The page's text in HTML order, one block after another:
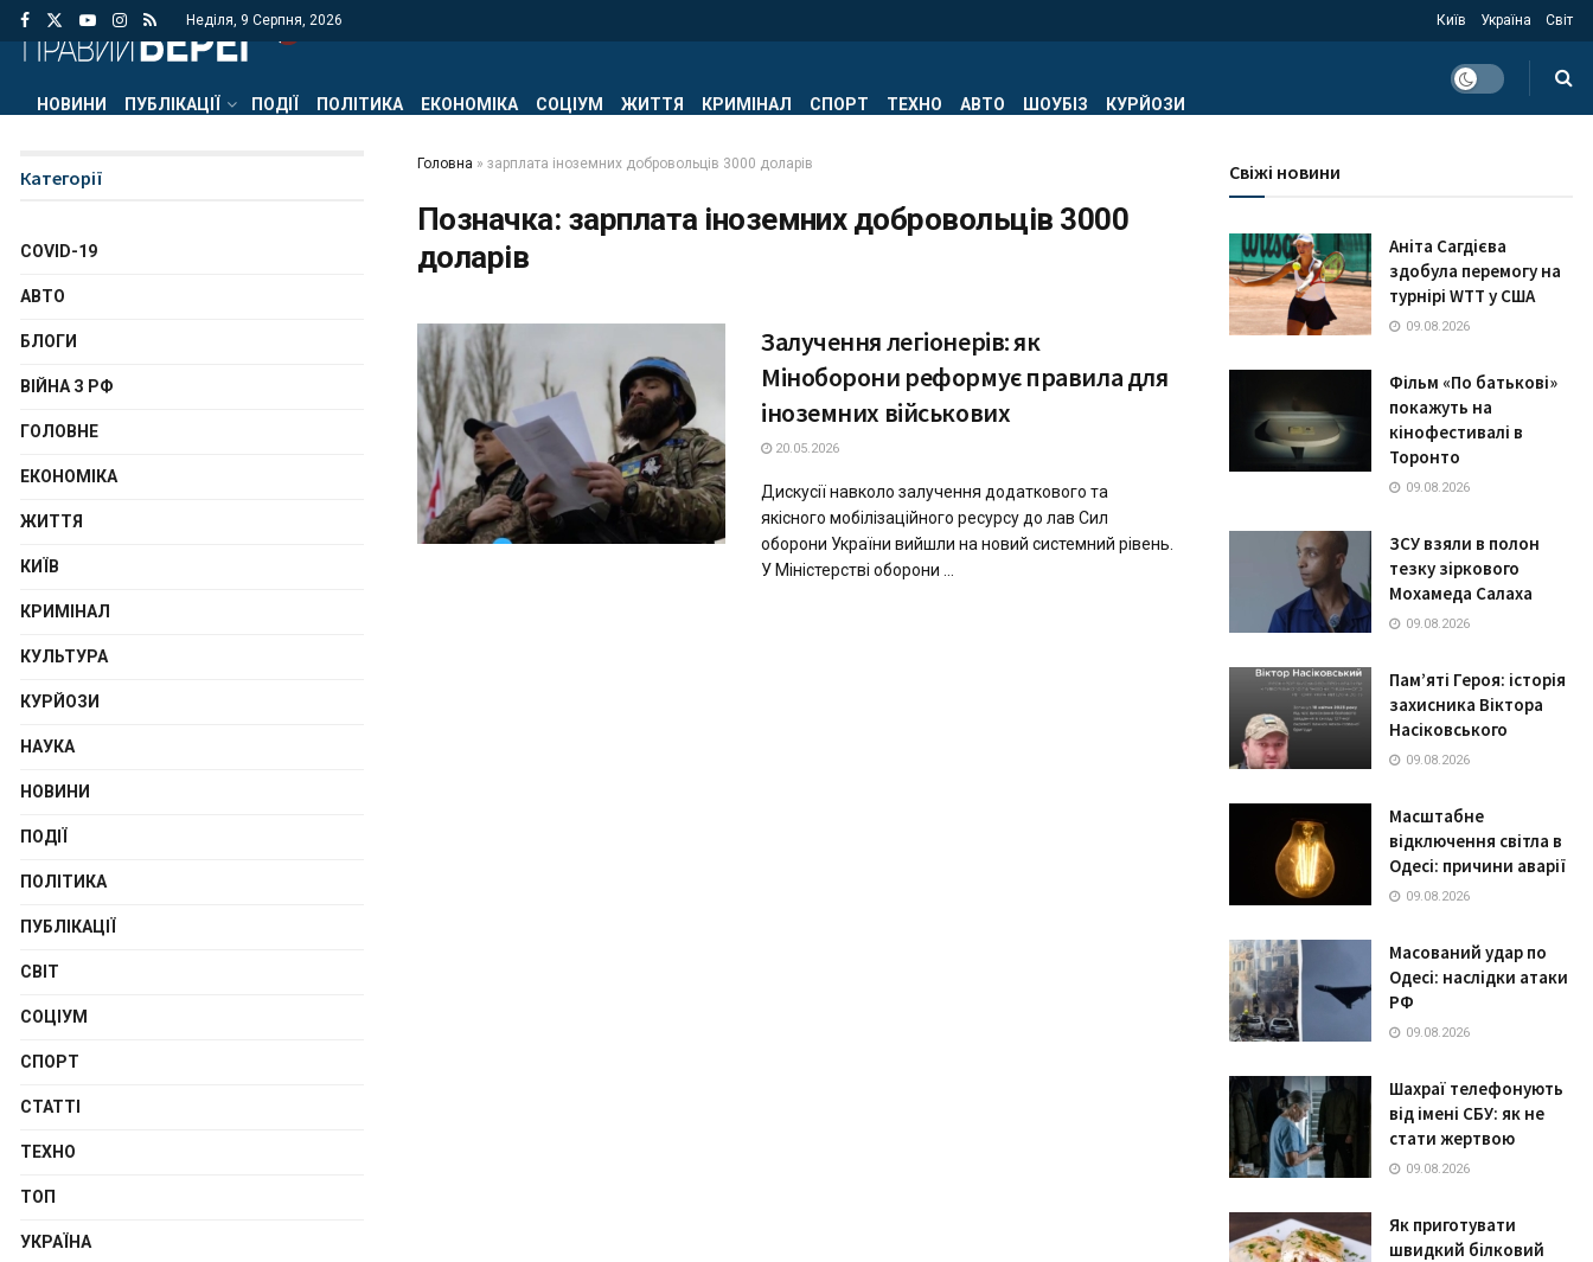
Неділя, 9 Серпня, 2026 Київ Україна Світ
НОВИНИ ПУБЛІКАЦІЇ ПОДІЇ ПОЛІТИКА ЕКОНОМІКА СОЦІУМ ЖИТТЯ КРИМІНАЛ СПОРТ ТЕХНО АВТО ШОУБІЗ КУРЙОЗИ
Головна » зарплата іноземних добровольців 3000 доларів
Позначка: зарплата іноземних добровольців 3000
доларів
Залучення легіонерів: як
Міноборони реформує правила для
іноземних військових
20.05.2026
Дискусії навколо залучення додаткового та
якісного мобілізаційного ресурсу до лав Сил
оборони України вийшли на новий системний рівень.
У Міністерстві оборони ...
Категорії
COVID-19
АВТО
БЛОГИ
ВІЙНА З РФ
ГОЛОВНЕ
ЕКОНОМІКА
ЖИТТЯ
КИЇВ
КРИМІНАЛ
КУЛЬТУРА
КУРЙОЗИ
НАУКА
НОВИНИ
ПОДІЇ
ПОЛІТИКА
ПУБЛІКАЦІЇ
СВІТ
СОЦІУМ
СПОРТ
СТАТТІ
ТЕХНО
ТОП
УКРАЇНА
Свіжі новини
Аніта Сагдієва
здобула перемогу на
турнірі WTT у США
09.08.2026
Фільм «По батькові»
покажуть на
кінофестивалі в
Торонто
09.08.2026
ЗСУ взяли в полон
тезку зіркового
Мохамеда Салаха
09.08.2026
Пам’яті Героя: історія
захисника Віктора
Насіковського
09.08.2026
Масштабне
відключення світла в
Одесі: причини аварії
09.08.2026
Масований удар по
Одесі: наслідки атаки
РФ
09.08.2026
Шахраї телефонують
від імені СБУ: як не
стати жертвою
09.08.2026
Як приготувати
швидкий білковий